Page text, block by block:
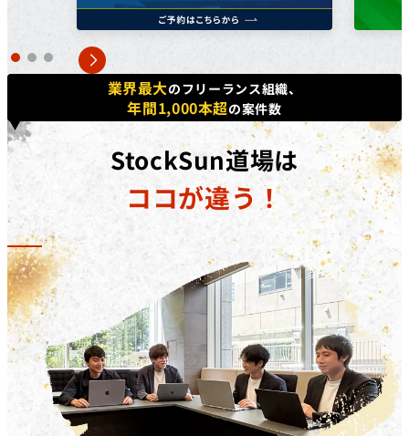
対象コース
キャッシュバックを​受けられる​コースは​「動画編集道場
Pro」​「広告運用道場」​「TechElite」​「LINE道場」
「動画デザイン道場」「YouTubeディレクター道場」
「LPO道場」「SNSデザイン道場」​です。
補助金の詳細
対象コースを​受講修了した​際に、​受講料(税抜)の​50%相
当額を​給付いたします。​さらに、​ 弊社紹介経由の転職
後、1年間継続就業で追加の受講料(税抜)20%相当額を
給付いたします。
※リスキリング補助金の予算に達し次第終了となりま
す。
業界最大のフリーランス組織、
年間1,000本超の案件数
StockSun道場は
ココが違う！